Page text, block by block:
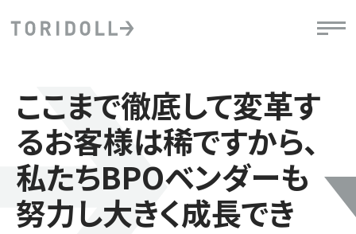
ここまで徹底して変革す
るお客様は稀ですから、
私たちBPOベンダーも
努力し大きく成長でき